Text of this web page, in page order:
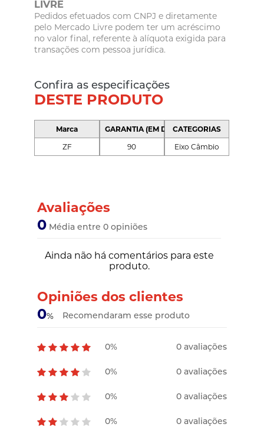
LIVRE
Pedidos efetuados com CNPJ e diretamente
pelo Mercado Livre podem ter um acréscimo
no valor final, referente à alíquota exigida para
transações com pessoa jurídica.
Confira as especificações
DESTE PRODUTO
Marca
ZF
GARANTIA (EM DIAS)
90
CATEGORIAS
Eixo Câmbio
Avaliações
0 Média entre 0 opiniões
Ainda não há comentários para este
produto.
Opiniões dos clientes
0% Recomendaram esse produto
0% 0 avaliações
0% 0 avaliações
0% 0 avaliações
0% 0 avaliações